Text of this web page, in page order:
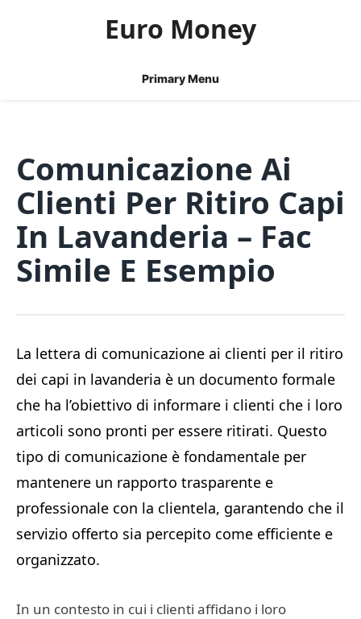
Euro Money
Primary Menu
Comunicazione Ai
Clienti Per Ritiro Capi
In Lavanderia – Fac
Simile E Esempio
La lettera di comunicazione ai clienti per il ritiro
dei capi in lavanderia è un documento formale
che ha l’obiettivo di informare i clienti che i loro
articoli sono pronti per essere ritirati. Questo
tipo di comunicazione è fondamentale per
mantenere un rapporto trasparente e
professionale con la clientela, garantendo che il
servizio offerto sia percepito come efficiente e
organizzato.
In un contesto in cui i clienti affidano i loro